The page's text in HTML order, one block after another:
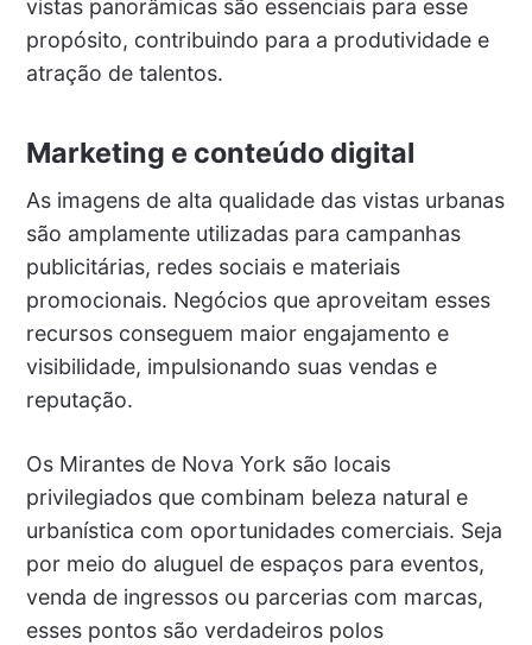
vistas panorâmicas são essenciais para esse
propósito, contribuindo para a produtividade e
atração de talentos.
Marketing e conteúdo digital
As imagens de alta qualidade das vistas urbanas
são amplamente utilizadas para campanhas
publicitárias, redes sociais e materiais
promocionais. Negócios que aproveitam esses
recursos conseguem maior engajamento e
visibilidade, impulsionando suas vendas e
reputação.
Os Mirantes de Nova York são locais
privilegiados que combinam beleza natural e
urbanística com oportunidades comerciais. Seja
por meio do aluguel de espaços para eventos,
venda de ingressos ou parcerias com marcas,
esses pontos são verdadeiros polos